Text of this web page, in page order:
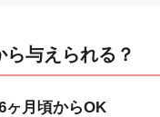
与えられる？
ヶ月頃からOK